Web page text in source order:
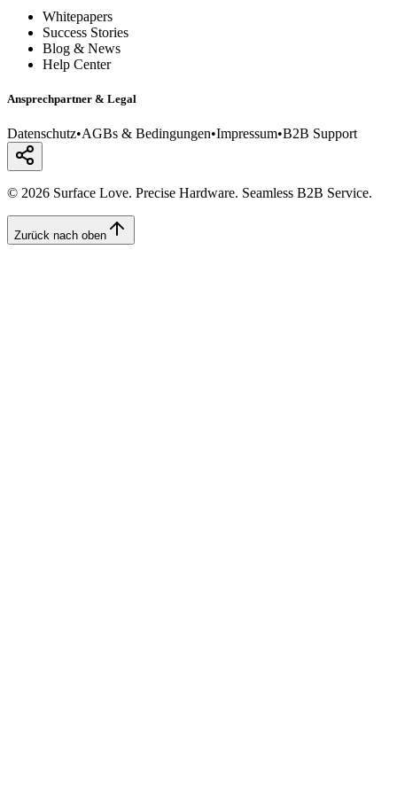
Whitepapers
Success Stories
Blog & News
Help Center
Ansprechpartner & Legal
Datenschutz•AGBs & Bedingungen•Impressum•B2B Support
© 2026 Surface Love. Precise Hardware. Seamless B2B Service.
Zurück nach oben